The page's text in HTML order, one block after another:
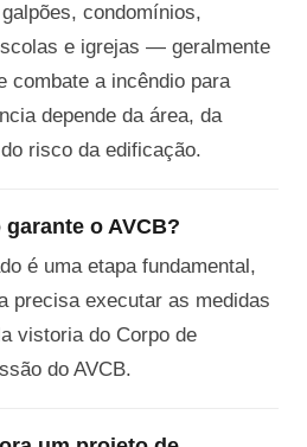
condomínios,
e igrejas — geralmente
combate a incêndio para
depende da área, da
risco da edificação.
o AVCB?
é uma etapa fundamental,
precisa executar as medidas
vistoria do Corpo de
do AVCB.